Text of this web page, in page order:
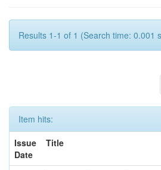
Results 1-1 of 1 (Search time: 0.001
Item hits:
Issue
Date
Title